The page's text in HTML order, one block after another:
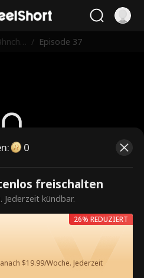
/ Episode 37
entsperren, um
entsperren
: 0
freischalten
kündbar.
$19.99/Woche. Jederzeit
26% REDUZIERT